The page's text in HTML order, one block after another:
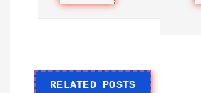
RELATED POSTS